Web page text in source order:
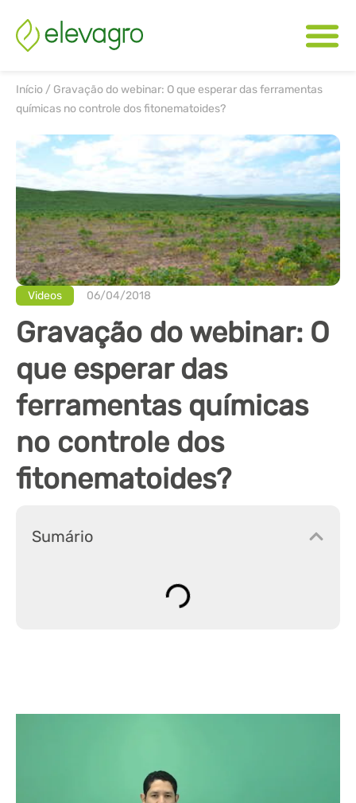
Início / Gravação do webinar: O que esperar das ferramentas
químicas no controle dos fitonematoides?
Videos 06/04/2018
Gravação do webinar: O
que esperar das
ferramentas químicas
no controle dos
fitonematoides?
Sumário